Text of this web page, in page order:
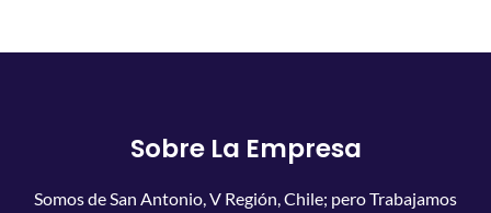
Sobre La Empresa
Somos de San Antonio, V Región, Chile; pero Trabajamos